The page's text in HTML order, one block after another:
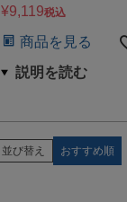
¥9,119税込
商品を見る
並び替え おすすめ順